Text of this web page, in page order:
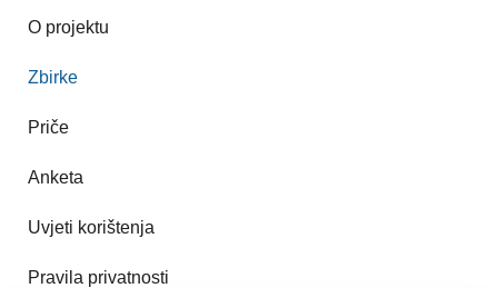
O projektu
Zbirke
Priče
Anketa
Uvjeti korištenja
Pravila privatnosti